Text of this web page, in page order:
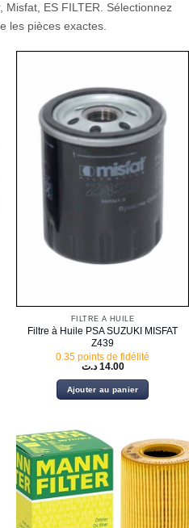
ES FILTER. Sélectionnez
les pièces exactes.
FILTRE À HUILE
Filtre à Huile PSA SUZUKI MISFAT
Z439
0.35 points de fidélité
14.00 د.ت
Ajouter au panier